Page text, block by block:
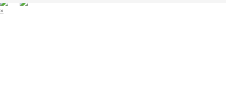
×